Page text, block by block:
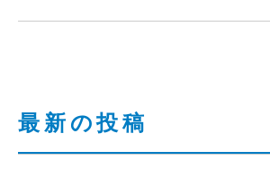
最新の投稿